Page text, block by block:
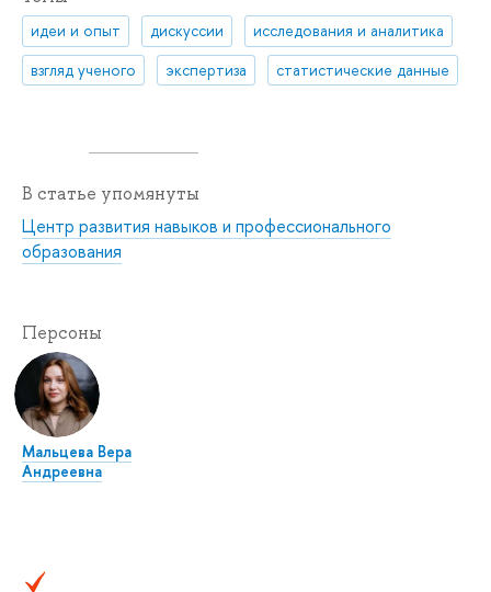
идеи и опыт дискуссии
исследования и аналитика
взгляд ученого
экспертиза статистические данные
В статье упомянуты
Центр развития навыков и профессионального
образования
Персоны
Мальцева Вера
Андреевна